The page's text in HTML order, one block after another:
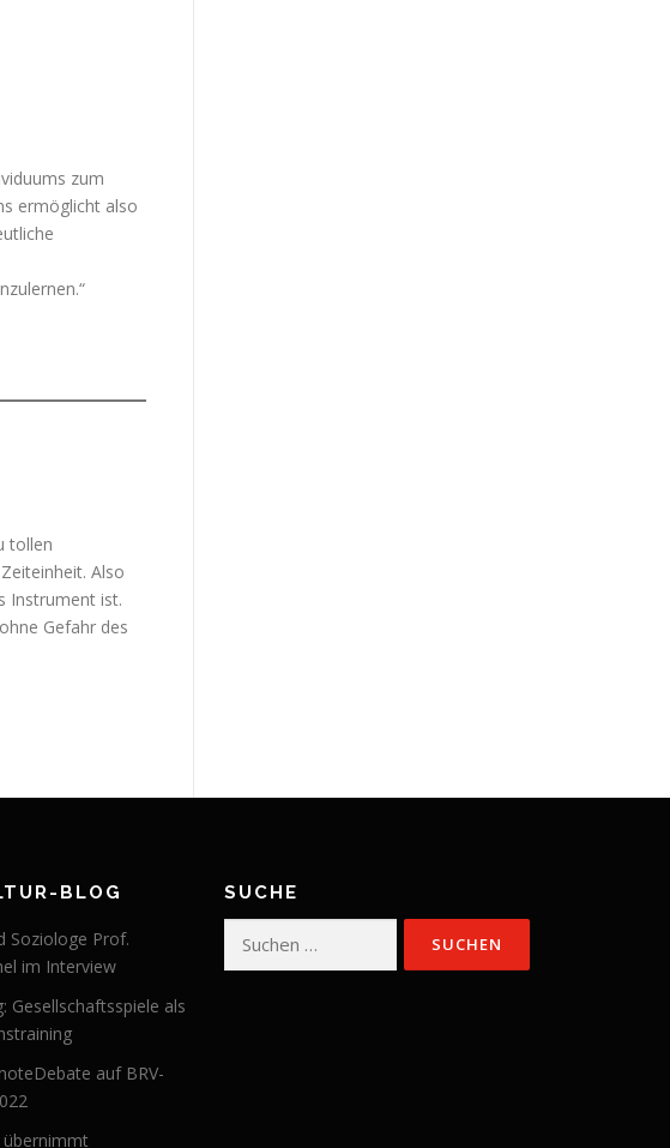
zum
ermöglicht also
tollen
Also
Instrument ist.
Gefahr des
BLOG
Soziologe Prof.
im Interview
Gesellschaftsspiele als
auf BRV-
übernimmt
SUCHE